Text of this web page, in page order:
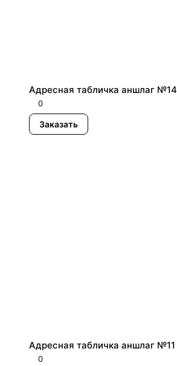
Адресная табличка аншлаг №14
0
Заказать
Адресная табличка аншлаг №11
0